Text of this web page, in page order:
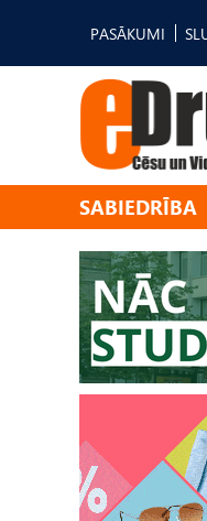
PASĀKUMI
SABIEDRĪBA